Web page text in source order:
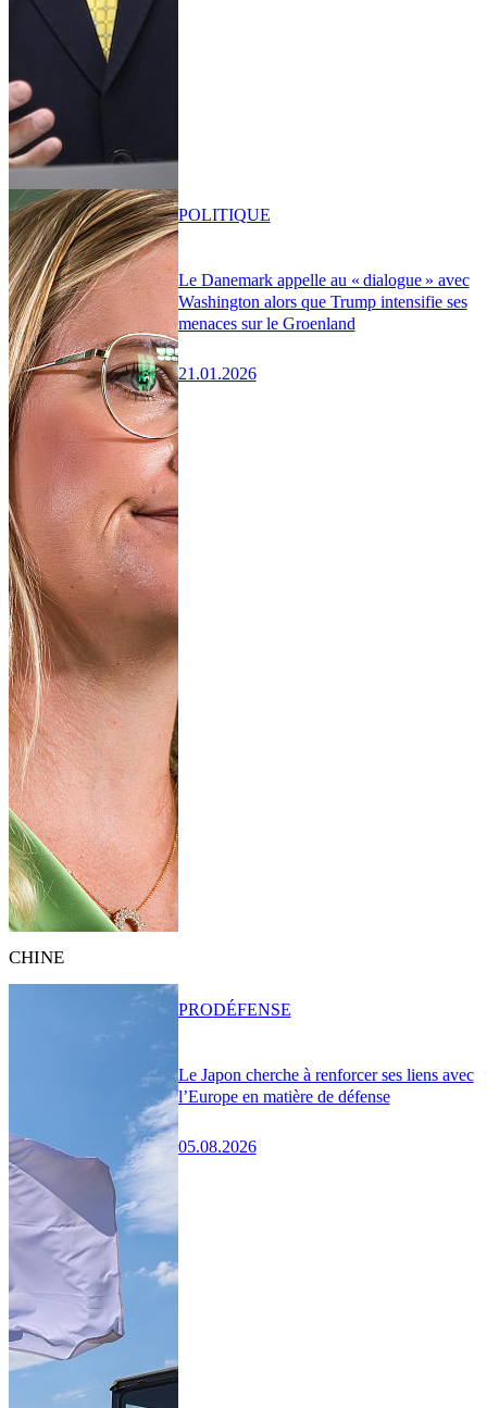
Le Danemark appelle au « dialogue » avec
Washington alors que Trump intensifie ses
menaces sur le Groenland
21.01.2026
POLITIQUE
CHINE
Le Japon cherche à renforcer ses liens avec
l’Europe en matière de défense
05.08.2026
PRODÉFENSE